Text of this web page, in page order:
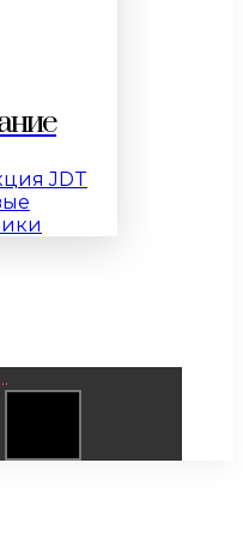
JDT